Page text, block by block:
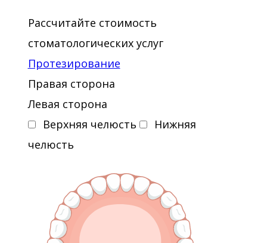
Рассчитайте стоимость
стоматологических услуг
Протезирование
Правая сторона
Левая сторона
Верхняя челюсть
Нижняя
челюсть